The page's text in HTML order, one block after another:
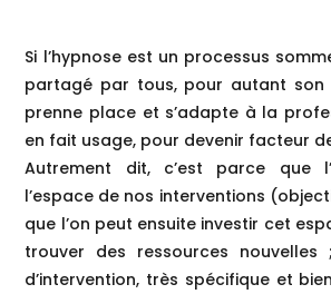
Si l’hypnose est un processus
partagé par tous, pour autant son
prenne place et s’adapte à la
en fait usage, pour devenir facteur
Autrement dit, c’est parce que
l’espace de nos interventions
que l’on peut ensuite investir cet
trouver des ressources
d’intervention, très spécifique et